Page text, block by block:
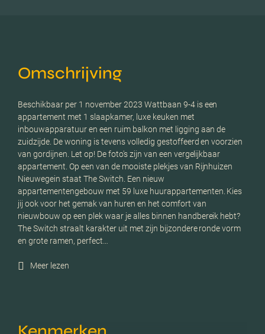
Omschrijving
Beschikbaar per 1 november 2023 Wattbaan 9-4 is een
appartement met 1 slaapkamer, luxe keuken met
inbouwapparatuur en een ruim balkon met ligging aan de
zuidzijde. De woning is tevens volledig gestoffeerd en voorzien
van gordijnen. Let op! De foto's zijn van een vergelijkbaar
appartement. Op een van de mooiste plekjes van Rijnhuizen
Nieuwegein staat The Switch. Een nieuw
appartementengebouw met 59 luxe huurappartementen. Kies
jij ook voor het gemak van huren en het comfort van
nieuwbouw op een plek waar je alles binnen handbereik hebt?
The Switch straalt karakter uit met zijn bijzondere ronde vorm
en grote ramen, perfect…
Meer lezen